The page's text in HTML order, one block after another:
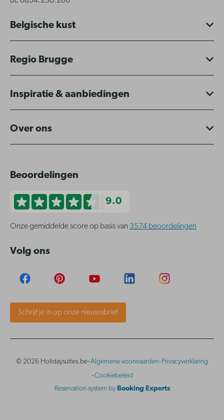
Belgische kust
Regio Brugge
Inspiratie & aanbiedingen
Over ons
Beoordelingen
9.0
Onze gemiddelde score op basis van 3574 beoordelingen
Volg ons
Schrijf je in op onze nieuwsbrief
© 2026 Holidaysuites.be·Algemene voorwaarden· Privacyverklaring
·Cookiebeleid
Reservation system by Booking Experts